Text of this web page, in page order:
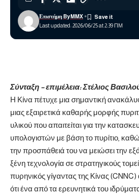
Last updated: 2026/06/25 at 2:39 ΠΜ
Επιστήμη ByMMX
Σύνταξη – επιμέλεια:Στέλιος
Η Κίνα πέτυχε μια σημαντική
μιας εξαιρετικά καθαρής μορφής
υλικού που απαιτείται για την
υπολογιστών με βάση το πυρίτιο,
την προσπάθειά του να μειώσει την
ξένη τεχνολογία σε στρατηγικούς
πυρηνικός γίγαντας της Κίνας
ότι ένα από τα ερευνητικά του